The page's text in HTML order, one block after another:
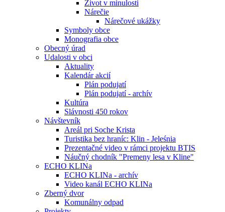
Život v minulosti
Nárečie
Nárečové ukážky
Symboly obce
Monografia obce
Obecný úrad
Udalosti v obci
Aktuality
Kalendár akcií
Plán podujatí
Plán podujatí - archív
Kultúra
Slávnosti 450 rokov
Návštevník
Areál pri Soche Krista
Turistika bez hraníc: Klin - Jeleśnia
Prezentačné video v rámci projektu BTIS
Náučný chodník "Premeny lesa v Kline"
ECHO KLINa
ECHO KLINa - archív
Video kanál ECHO KLINa
Zberný dvor
Komunálny odpad